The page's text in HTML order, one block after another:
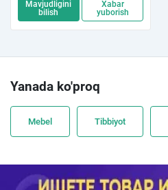
Mavjudligini
bilish
Xabar
yuborish
Yanada ko'proq
Mebel Tibbiyot